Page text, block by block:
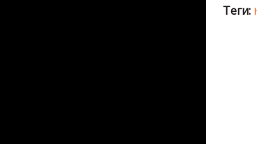
Теги: